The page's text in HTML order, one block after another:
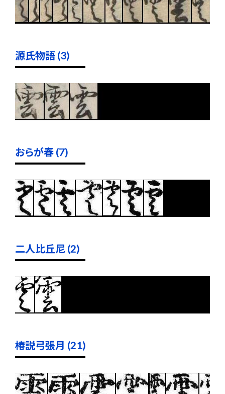
源氏物語 (3)
おらが春 (7)
二人比丘尼 (2)
椿説弓張月 (21)